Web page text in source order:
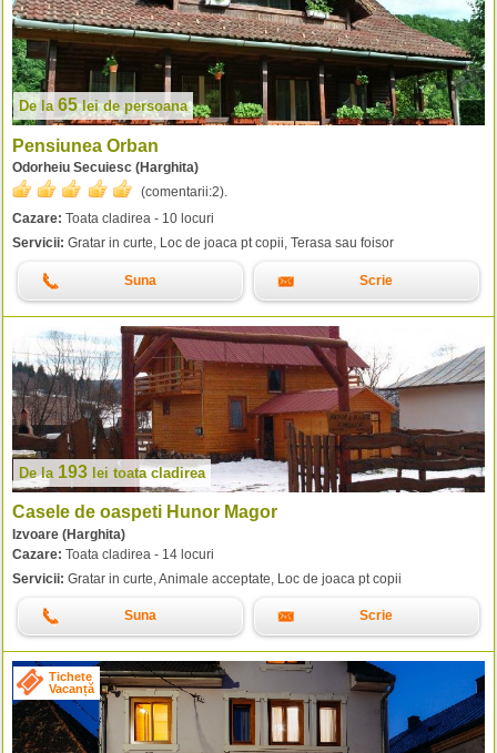
De la 65leide persoana
Pensiunea Orban
Odorheiu Secuiesc (Harghita)
(comentarii:2).
Cazare: Toata cladirea - 10 locuri
Servicii: Gratar in curte, Loc de joaca pt copii, Terasa sau foisor
Suna Scrie
De la 193 lei toata cladirea
Casele de oaspeti Hunor Magor
Izvoare (Harghita)
Cazare: Toata cladirea - 14 locuri
Servicii: Gratar in curte, Animale acceptate, Loc de joaca pt copii
Suna Scrie
Tichete
Vacanță